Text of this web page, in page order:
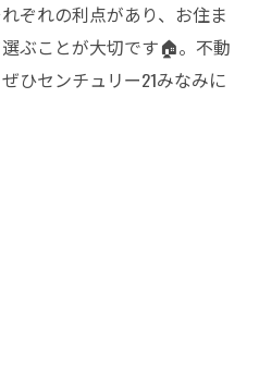
ぞれの利点があり、お住ま
ぶことが大切です🏠。不動
ひセンチュリー21みなみに